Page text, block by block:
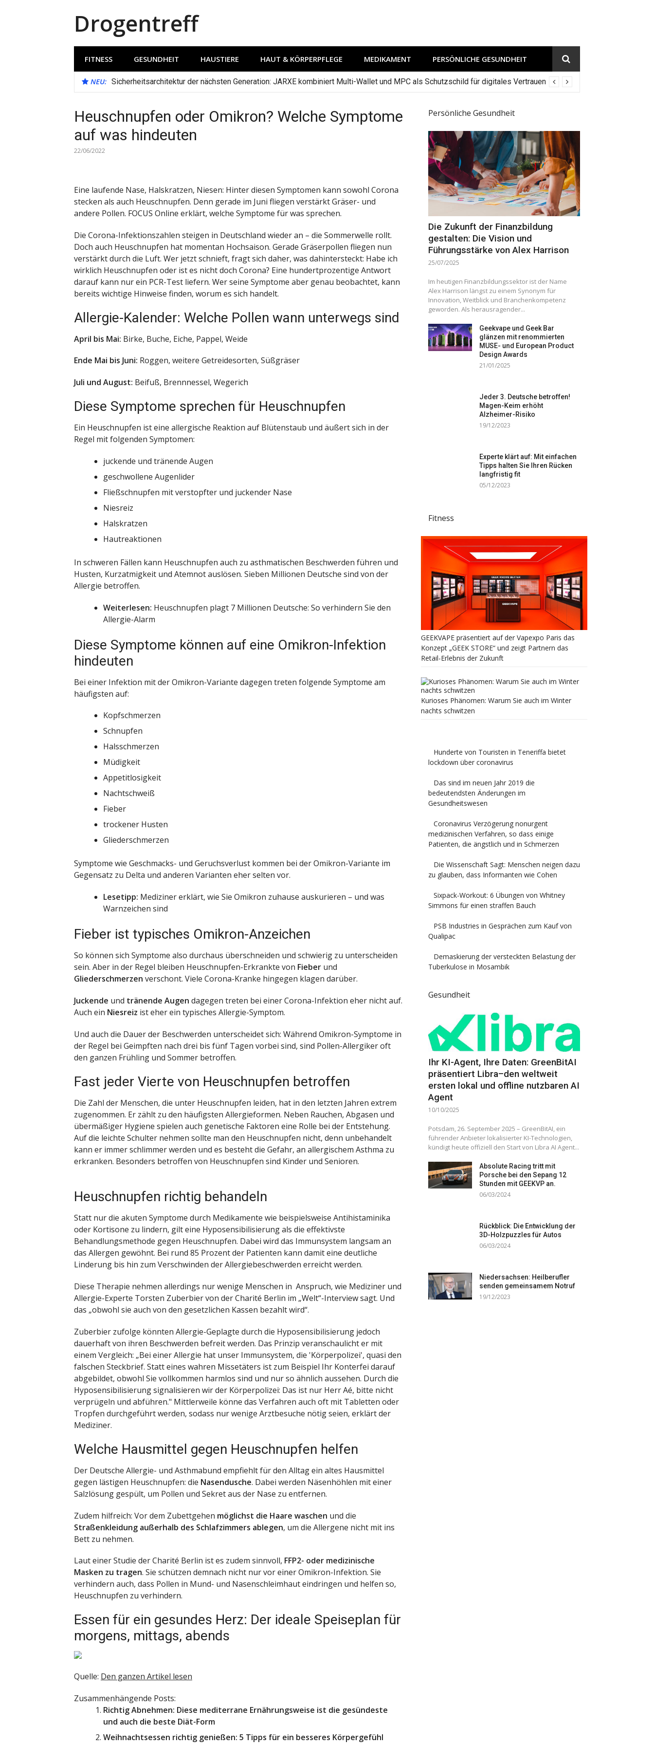
Drogentreff
FITNESS GESUNDHEIT HAUSTIERE HAUT & KÖRPERPFLEGE MEDIKAMENT PERSÖNLICHE GESUNDHEIT
NEU: Sicherheitsarchitektur der nächsten Generation: JARXE kombiniert Multi-Wallet und MPC als Schutzschild für digitales Vertrauen
Heuschnupfen oder Omikron? Welche Symptome
auf was hindeuten
22/06/2022
Eine laufende Nase, Halskratzen, Niesen: Hinter diesen Symptomen kann sowohl Corona
stecken als auch Heuschnupfen. Denn gerade im Juni fliegen verstärkt Gräser- und
andere Pollen. FOCUS Online erklärt, welche Symptome für was sprechen.
Die Corona-Infektionszahlen steigen in Deutschland wieder an – die Sommerwelle rollt.
Doch auch Heuschnupfen hat momentan Hochsaison. Gerade Gräserpollen fliegen nun
verstärkt durch die Luft. Wer jetzt schnieft, fragt sich daher, was dahintersteckt: Habe ich
wirklich Heuschnupfen oder ist es nicht doch Corona? Eine hundertprozentige Antwort
darauf kann nur ein PCR-Test liefern. Wer seine Symptome aber genau beobachtet, kann
bereits wichtige Hinweise finden, worum es sich handelt.
Allergie-Kalender: Welche Pollen wann unterwegs sind
April bis Mai: Birke, Buche, Eiche, Pappel, Weide
Ende Mai bis Juni: Roggen, weitere Getreidesorten, Süßgräser
Juli und August: Beifuß, Brennnessel, Wegerich
Diese Symptome sprechen für Heuschnupfen
Ein Heuschnupfen ist eine allergische Reaktion auf Blütenstaub und äußert sich in der
Regel mit folgenden Symptomen:
juckende und tränende Augen
geschwollene Augenlider
Fließschnupfen mit verstopfter und juckender Nase
Niesreiz
Halskratzen
Hautreaktionen
In schweren Fällen kann Heuschnupfen auch zu asthmatischen Beschwerden führen und
Husten, Kurzatmigkeit und Atemnot auslösen. Sieben Millionen Deutsche sind von der
Allergie betroffen.
Weiterlesen: Heuschnupfen plagt 7 Millionen Deutsche: So verhindern Sie den
Allergie-Alarm
Diese Symptome können auf eine Omikron-Infektion
hindeuten
Bei einer Infektion mit der Omikron-Variante dagegen treten folgende Symptome am
häufigsten auf:
Kopfschmerzen
Schnupfen
Halsschmerzen
Müdigkeit
Appetitlosigkeit
Nachtschweiß
Fieber
trockener Husten
Gliederschmerzen
Symptome wie Geschmacks- und Geruchsverlust kommen bei der Omikron-Variante im
Gegensatz zu Delta und anderen Varianten eher selten vor.
Lesetipp: Mediziner erklärt, wie Sie Omikron zuhause auskurieren – und was
Warnzeichen sind
Fieber ist typisches Omikron-Anzeichen
So können sich Symptome also durchaus überschneiden und schwierig zu unterscheiden
sein. Aber in der Regel bleiben Heuschnupfen-Erkrankte von Fieber und
Gliederschmerzen verschont. Viele Corona-Kranke hingegen klagen darüber.
Juckende und tränende Augen dagegen treten bei einer Corona-Infektion eher nicht auf.
Auch ein Niesreiz ist eher ein typisches Allergie-Symptom.
Und auch die Dauer der Beschwerden unterscheidet sich: Während Omikron-Symptome in
der Regel bei Geimpften nach drei bis fünf Tagen vorbei sind, sind Pollen-Allergiker oft
den ganzen Frühling und Sommer betroffen.
Fast jeder Vierte von Heuschnupfen betroffen
Die Zahl der Menschen, die unter Heuschnupfen leiden, hat in den letzten Jahren extrem
zugenommen. Er zählt zu den häufigsten Allergieformen. Neben Rauchen, Abgasen und
übermäßiger Hygiene spielen auch genetische Faktoren eine Rolle bei der Entstehung.
Auf die leichte Schulter nehmen sollte man den Heuschnupfen nicht, denn unbehandelt
kann er immer schlimmer werden und es besteht die Gefahr, an allergischem Asthma zu
erkranken. Besonders betroffen von Heuschnupfen sind Kinder und Senioren.
Heuschnupfen richtig behandeln
Statt nur die akuten Symptome durch Medikamente wie beispielsweise Antihistaminika
oder Kortisone zu lindern, gilt eine Hyposensibilisierung als die effektivste
Behandlungsmethode gegen Heuschnupfen. Dabei wird das Immunsystem langsam an
das Allergen gewöhnt. Bei rund 85 Prozent der Patienten kann damit eine deutliche
Linderung bis hin zum Verschwinden der Allergiebeschwerden erreicht werden.
Diese Therapie nehmen allerdings nur wenige Menschen in Anspruch, wie Mediziner und
Allergie-Experte Torsten Zuberbier von der Charité Berlin im „Welt“-Interview sagt. Und
das „obwohl sie auch von den gesetzlichen Kassen bezahlt wird“.
Zuberbier zufolge könnten Allergie-Geplagte durch die Hyposensibilisierung jedoch
dauerhaft von ihren Beschwerden befreit werden. Das Prinzip veranschaulicht er mit
einem Vergleich: „Bei einer Allergie hat unser Immunsystem, die 'Körperpolizei', quasi den
falschen Steckbrief. Statt eines wahren Missetäters ist zum Beispiel Ihr Konterfei darauf
abgebildet, obwohl Sie vollkommen harmlos sind und nur so ähnlich aussehen. Durch die
Hyposensibilisierung signalisieren wir der Körperpolizei: Das ist nur Herr Aé, bitte nicht
verprügeln und abführen." Mittlerweile könne das Verfahren auch oft mit Tabletten oder
Tropfen durchgeführt werden, sodass nur wenige Arztbesuche nötig seien, erklärt der
Mediziner.
Welche Hausmittel gegen Heuschnupfen helfen
Der Deutsche Allergie- und Asthmabund empfiehlt für den Alltag ein altes Hausmittel
gegen lästigen Heuschnupfen: die Nasendusche. Dabei werden Näsenhöhlen mit einer
Salzlösung gespült, um Pollen und Sekret aus der Nase zu entfernen.
Zudem hilfreich: Vor dem Zubettgehen möglichst die Haare waschen und die
Straßenkleidung außerhalb des Schlafzimmers ablegen, um die Allergene nicht mit ins
Bett zu nehmen.
Laut einer Studie der Charité Berlin ist es zudem sinnvoll, FFP2- oder medizinische
Masken zu tragen. Sie schützen demnach nicht nur vor einer Omikron-Infektion. Sie
verhindern auch, dass Pollen in Mund- und Nasenschleimhaut eindringen und helfen so,
Heuschnupfen zu verhindern.
Essen für ein gesundes Herz: Der ideale Speiseplan für
morgens, mittags, abends
Quelle: Den ganzen Artikel lesen
Zusammenhängende Posts:
Richtig Abnehmen: Diese mediterrane Ernährungsweise ist die gesündeste
und auch die beste Diät-Form
Weihnachtsessen richtig genießen: 5 Tipps für ein besseres Körpergefühl
Persönliche Gesundheit
Die Zukunft der Finanzbildung
gestalten: Die Vision und
Führungsstärke von Alex Harrison
25/07/2025
Im heutigen Finanzbildungssektor ist der Name
Alex Harrison längst zu einem Synonym für
Innovation, Weitblick und Branchenkompetenz
geworden. Als herausragender...
Geekvape und Geek Bar
glänzen mit renommierten
MUSE- und European Product
Design Awards
21/01/2025
Jeder 3. Deutsche betroffen!
Magen-Keim erhöht
Alzheimer-Risiko
19/12/2023
Experte klärt auf: Mit einfachen
Tipps halten Sie Ihren Rücken
langfristig fit
05/12/2023
Fitness
GEEKVAPE präsentiert auf der Vapexpo Paris das
Konzept „GEEK STORE“ und zeigt Partnern das
Retail-Erlebnis der Zukunft
Kurioses Phänomen: Warum Sie auch im Winter
nachts schwitzen
Hunderte von Touristen in Teneriffa bietet
lockdown über coronavirus
Das sind im neuen Jahr 2019 die
bedeutendsten Änderungen im
Gesundheitswesen
Coronavirus Verzögerung nonurgent
medizinischen Verfahren, so dass einige
Patienten, die ängstlich und in Schmerzen
Die Wissenschaft Sagt: Menschen neigen dazu
zu glauben, dass Informanten wie Cohen
Sixpack-Workout: 6 Übungen von Whitney
Simmons für einen straffen Bauch
PSB Industries in Gesprächen zum Kauf von
Qualipac
Demaskierung der versteckten Belastung der
Tuberkulose in Mosambik
Gesundheit
Ihr KI-Agent, Ihre Daten: GreenBitAI
präsentiert Libra–den weltweit
ersten lokal und offline nutzbaren AI
Agent
10/10/2025
Potsdam, 26. September 2025 – GreenBitAI, ein
führender Anbieter lokalisierter KI-Technologien,
kündigt heute offiziell den Start von Libra AI Agent...
Absolute Racing tritt mit
Porsche bei den Sepang 12
Stunden mit GEEKVP an.
06/03/2024
Rückblick: Die Entwicklung der
3D-Holzpuzzles für Autos
06/03/2024
Niedersachsen: Heilberufler
senden gemeinsamem Notruf
19/12/2023